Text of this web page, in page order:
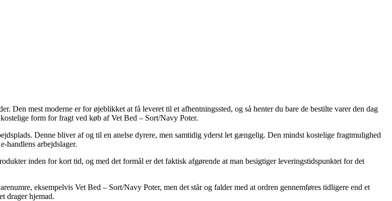
mest moderne er for øjeblikket at få leveret til et afhentningssted, og så henter du bare de bestilte varer den dag
form for fragt ved køb af Vet Bed – Sort/Navy Poter.
Denne bliver af og til en anelse dyrere, men samtidig yderst let gængelig. Den mindst kostelige fragtmulighed
handlens arbejdslager.
inden for kort tid, og med det formål er det faktisk afgørende at man besigtiger leveringstidspunktet for det
eksempelvis Vet Bed – Sort/Navy Poter, men det står og falder med at ordren gennemføres tidligere end et
drager hjemad.